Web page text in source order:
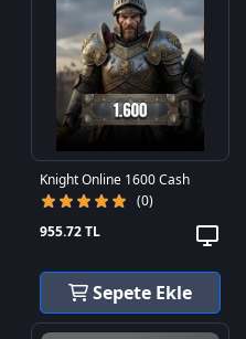
Knight Online 1600 Cash
(0)
955.72 TL
Sepete Ekle